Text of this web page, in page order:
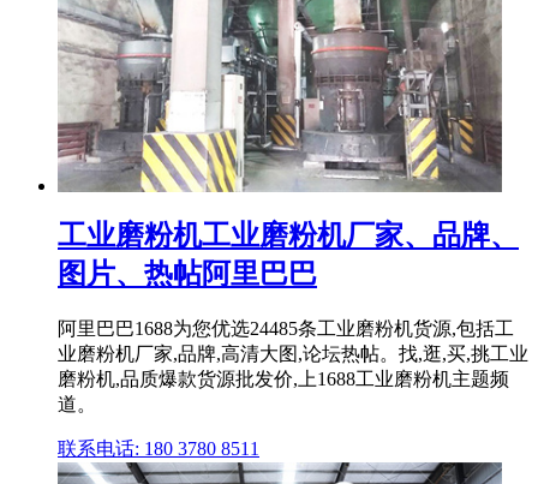
工业磨粉机工业磨粉机厂家、品牌、
图片、热帖阿里巴巴
阿里巴巴1688为您优选24485条工业磨粉机货源,包括工
业磨粉机厂家,品牌,高清大图,论坛热帖。找,逛,买,挑工业
磨粉机,品质爆款货源批发价,上1688工业磨粉机主题频
道。
联系电话: 180 3780 8511